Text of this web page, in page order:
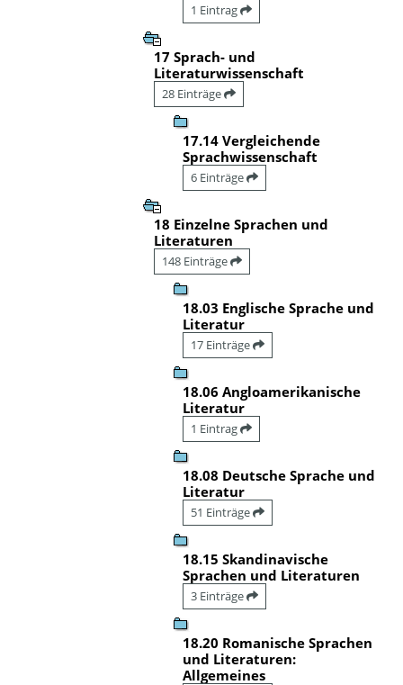
1 Eintrag
17 Sprach- und
Literaturwissenschaft
28 Einträge
17.14 Vergleichende
Sprachwissenschaft
6 Einträge
18 Einzelne Sprachen und
Literaturen
148 Einträge
18.03 Englische Sprache und
Literatur
17 Einträge
18.06 Angloamerikanische
Literatur
1 Eintrag
18.08 Deutsche Sprache und
Literatur
51 Einträge
18.15 Skandinavische
Sprachen und Literaturen
3 Einträge
18.20 Romanische Sprachen
und Literaturen:
Allgemeines